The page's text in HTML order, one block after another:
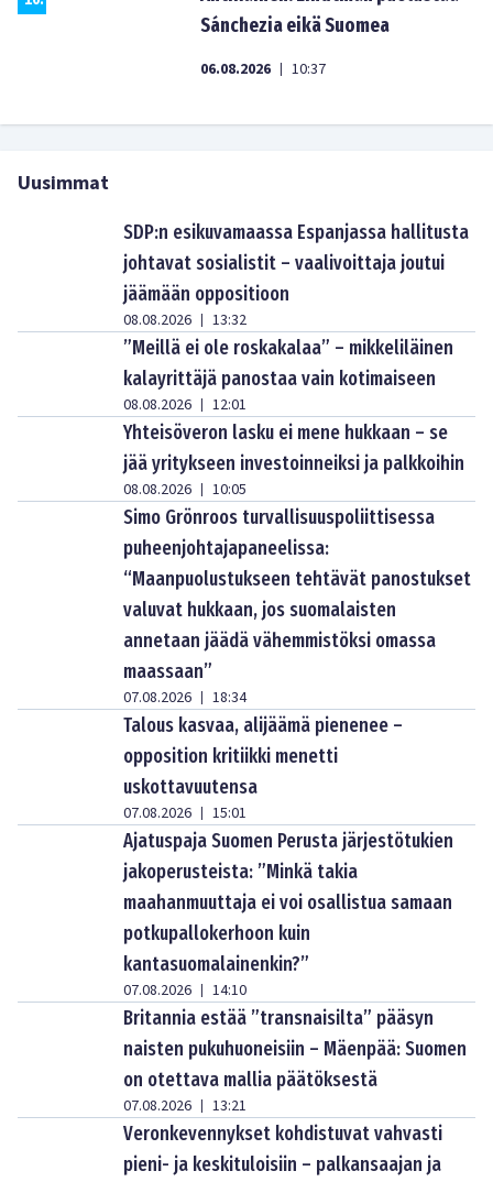
Sánchezia eikä Suomea
06.08.2026 | 10:37
Uusimmat
SDP:n esikuvamaassa Espanjassa hallitusta
johtavat sosialistit – vaalivoittaja joutui
jäämään oppositioon
08.08.2026 | 13:32
”Meillä ei ole roskakalaa” – mikkeliläinen
kalayrittäjä panostaa vain kotimaiseen
08.08.2026 | 12:01
Yhteisöveron lasku ei mene hukkaan – se
jää yritykseen investoinneiksi ja palkkoihin
08.08.2026 | 10:05
Simo Grönroos turvallisuuspoliittisessa
puheenjohtajapaneelissa:
“Maanpuolustukseen tehtävät panostukset
valuvat hukkaan, jos suomalaisten
annetaan jäädä vähemmistöksi omassa
maassaan”
07.08.2026 | 18:34
Talous kasvaa, alijäämä pienenee –
opposition kritiikki menetti
uskottavuutensa
07.08.2026 | 15:01
Ajatuspaja Suomen Perusta järjestötukien
jakoperusteista: ”Minkä takia
maahanmuuttaja ei voi osallistua samaan
potkupallokerhoon kuin
kantasuomalainenkin?”
07.08.2026 | 14:10
Britannia estää ”transnaisilta” pääsyn
naisten pukuhuoneisiin – Mäenpää: Suomen
on otettava mallia päätöksestä
07.08.2026 | 13:21
Veronkevennykset kohdistuvat vahvasti
pieni- ja keskituloisiin – palkansaajan ja